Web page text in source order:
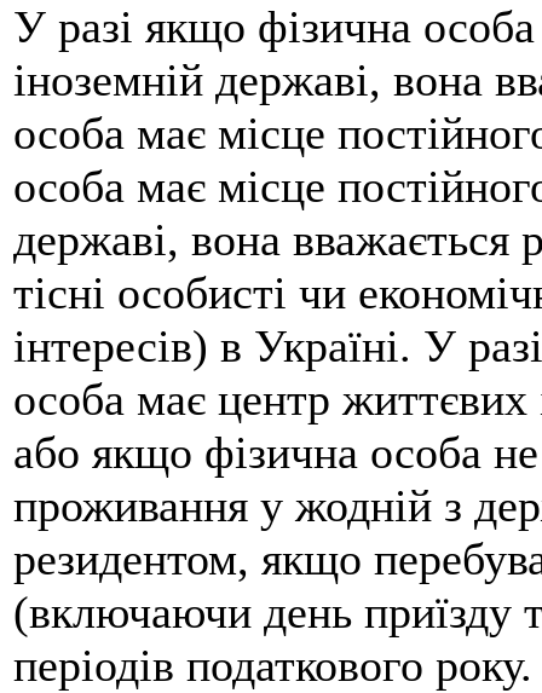
У разі якщо фізична
іноземній державі, вона
особа має місце
особа має місце
державі, вона
тісні особисті чи
інтересів) в Україні. У
особа має центр життєвих
або якщо фізична особа
проживання у жодній з
резидентом, якщо
(включаючи день приїзду
періодів податкового року.